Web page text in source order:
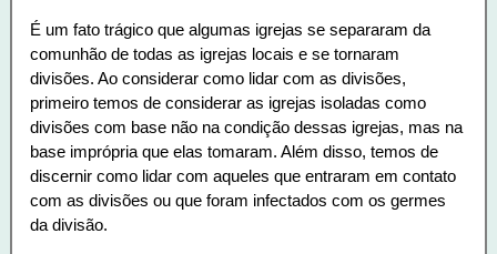
É um fato trágico que algumas igrejas se separaram da
comunhão de todas as igrejas locais e se tornaram
divisões. Ao considerar como lidar com as divisões,
primeiro temos de considerar as igrejas isoladas como
divisões com base não na condição dessas igrejas, mas na
base imprópria que elas tomaram. Além disso, temos de
discernir como lidar com aqueles que entraram em contato
com as divisões ou que foram infectados com os germes
da divisão.